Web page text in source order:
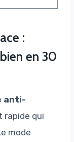
:
en 30
anti-
rapide qui
mode